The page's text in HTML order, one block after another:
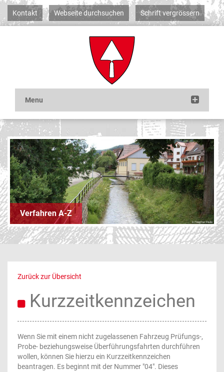
Kontakt Webseite durchsuchen Schrift vergrössern
Verfahren A-Z
Zurück zur Übersicht
Kurzzeitkennzeichen
Wenn Sie mit einem nicht zugelassenen Fahrzeug Prüfungs-,
Probe- beziehungsweise Überführungsfahrten durchführen
wollen, können Sie hierzu ein Kurzzeitkennzeichen
beantragen. Es beginnt mit der Nummer "04". Dieses